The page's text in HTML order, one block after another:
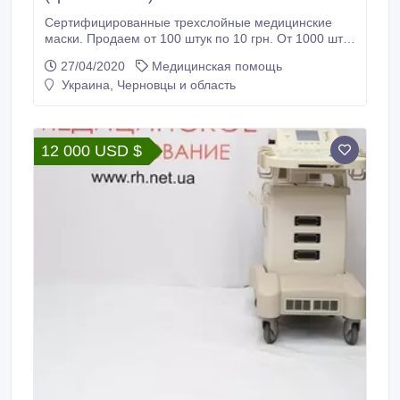
Сертифицированные трехслойные медицинские
маски. Продаем от 100 штук по 10 грн. От 1000 штук
27/04/2020
Медицинская помощь
Украина, Черновцы и область
12 000 USD $